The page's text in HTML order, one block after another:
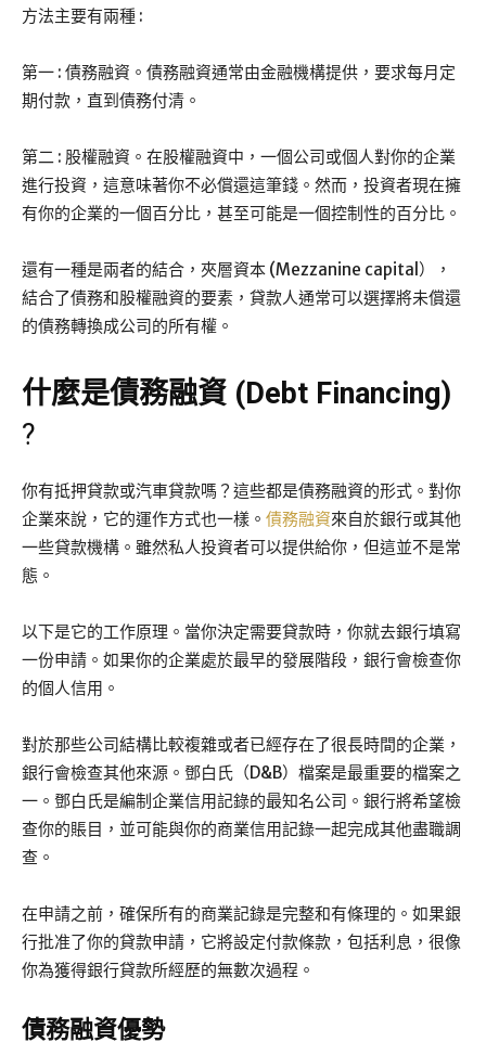
方法主要有兩種 :
第一 : 債務融資。債務融資通常由金融機構提供，要求每月定
期付款，直到債務付清。
第二 : 股權融資。在股權融資中，一個公司或個人對你的企業
進行投資，這意味著你不必償還這筆錢。然而，投資者現在擁
有你的企業的一個百分比，甚至可能是一個控制性的百分比。
還有一種是兩者的結合，夾層資本 (Mezzanine capital），
結合了債務和股權融資的要素，貸款人通常可以選擇將未償還
的債務轉換成公司的所有權。
什麼是債務融資 (Debt Financing)
?
你有抵押貸款或汽車貸款嗎？這些都是債務融資的形式。對你
企業來說，它的運作方式也一樣。 債務融資來自於銀行或其他
一些貸款機構。雖然私人投資者可以提供給你，但這並不是常
態。
以下是它的工作原理。當你決定需要貸款時，你就去銀行填寫
一份申請。如果你的企業處於最早的發展階段，銀行會檢查你
的個人信用。
對於那些公司結構比較複雜或者已經存在了很長時間的企業，
銀行會檢查其他來源。鄧白氏（D&B）檔案是最重要的檔案之
一。鄧白氏是編制企業信用記錄的最知名公司。銀行將希望檢
查你的賬目，並可能與你的商業信用記錄一起完成其他盡職調
查。
在申請之前，確保所有的商業記錄是完整和有條理的。如果銀
行批准了你的貸款申請，它將設定付款條款，包括利息，很像
你為獲得銀行貸款所經歷的無數次過程。
債務融資優勢